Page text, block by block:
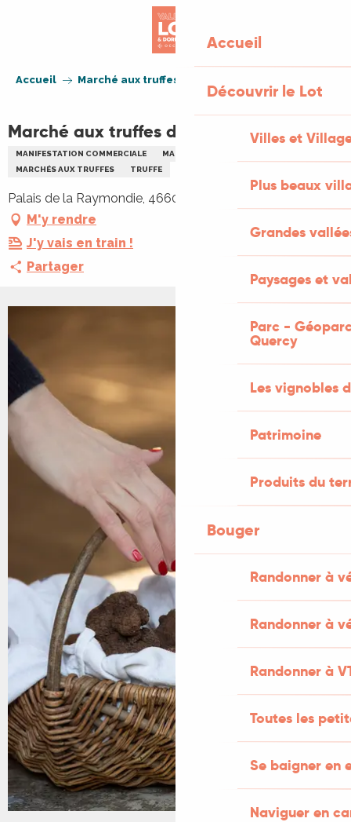
Accueil
Découvrir le Lot
Villes et
Plus beaux
Grandes
Paysages et
Parc -
Quercy
Les vignobles
Patrimoine
Produits du
Bouger
Randonner à
Randonner à
Randonner à
Toutes les
Se baigner en
Naviguer en
Accueil Marché aux truffes de Martel
Marché aux truffes de Martel
MANIFESTATION COMMERCIALE MARCHÉ THÉMATIQUE
MARCHÉS AUX TRUFFES
TRUFFE
Palais de la Raymondie, 46600 Martel
M'y rendre
J'y vais en train !
Partager
+1 PHOTO